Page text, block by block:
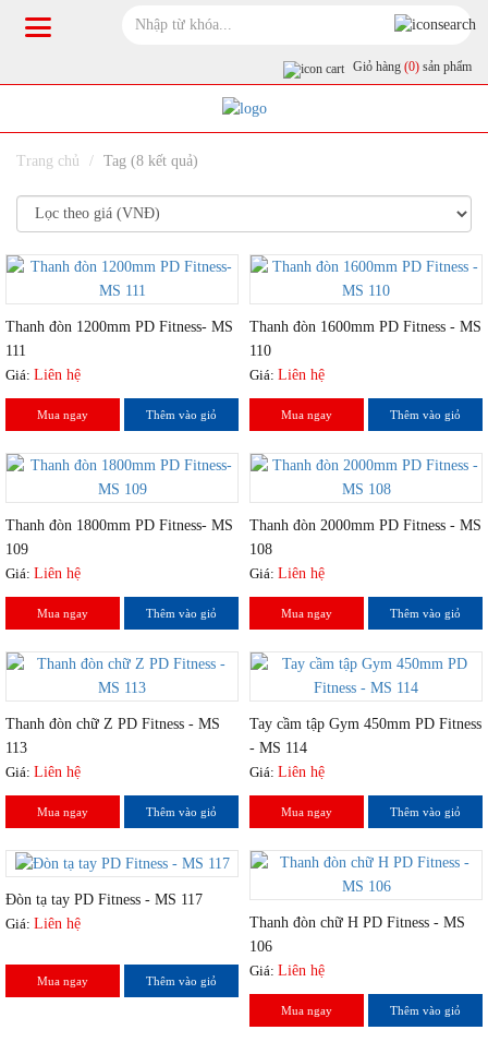
Giỏ hàng (0) sản phẩm
Trang chủ Tag (8 kết quả)
Thanh đòn 1200mm PD Fitness- MS
111
Giá: Liên hệ
Mua ngay Thêm vào giỏ
Thanh đòn 1600mm PD Fitness - MS
110
Giá: Liên hệ
Mua ngay Thêm vào giỏ
Thanh đòn 1800mm PD Fitness- MS
109
Giá: Liên hệ
Mua ngay Thêm vào giỏ
Thanh đòn 2000mm PD Fitness - MS
108
Giá: Liên hệ
Mua ngay Thêm vào giỏ
Thanh đòn chữ Z PD Fitness - MS
113
Giá: Liên hệ
Mua ngay Thêm vào giỏ
Tay cầm tập Gym 450mm PD Fitness
- MS 114
Giá: Liên hệ
Mua ngay Thêm vào giỏ
Đòn tạ tay PD Fitness - MS 117
Giá: Liên hệ
Mua ngay Thêm vào giỏ
Thanh đòn chữ H PD Fitness - MS
106
Giá: Liên hệ
Mua ngay Thêm vào giỏ